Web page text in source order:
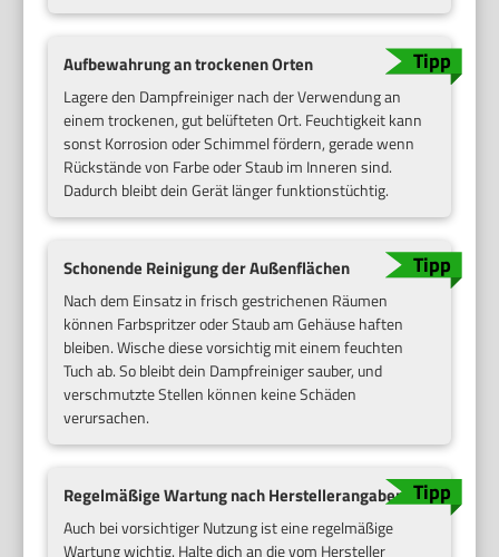
Aufbewahrung an trockenen Orten
Lagere den Dampfreiniger nach der Verwendung an
einem trockenen, gut belüfteten Ort. Feuchtigkeit kann
sonst Korrosion oder Schimmel fördern, gerade wenn
Rückstände von Farbe oder Staub im Inneren sind.
Dadurch bleibt dein Gerät länger funktionstüchtig.
Schonende Reinigung der Außenflächen
Nach dem Einsatz in frisch gestrichenen Räumen
können Farbspritzer oder Staub am Gehäuse haften
bleiben. Wische diese vorsichtig mit einem feuchten
Tuch ab. So bleibt dein Dampfreiniger sauber, und
verschmutzte Stellen können keine Schäden
verursachen.
Regelmäßige Wartung nach Herstellerangaben
Auch bei vorsichtiger Nutzung ist eine regelmäßige
Wartung wichtig. Halte dich an die vom Hersteller